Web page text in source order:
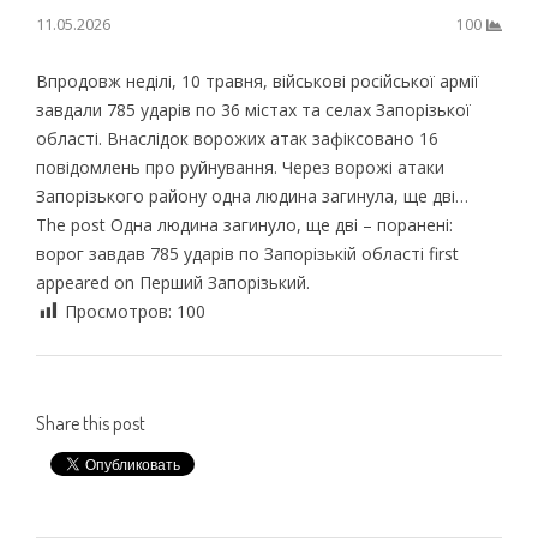
11.05.2026 100
Впродовж неділі, 10 травня, військові російської армії
завдали 785 ударів по 36 містах та селах Запорізької
області. Внаслідок ворожих атак зафіксовано 16
повідомлень про руйнування. Через ворожі атаки
Запорізького району одна людина загинула, ще дві…
The post Одна людина загинуло, ще дві – поранені:
ворог завдав 785 ударів по Запорізькій області first
appeared on Перший Запорізький.
Просмотров: 100
Share this post